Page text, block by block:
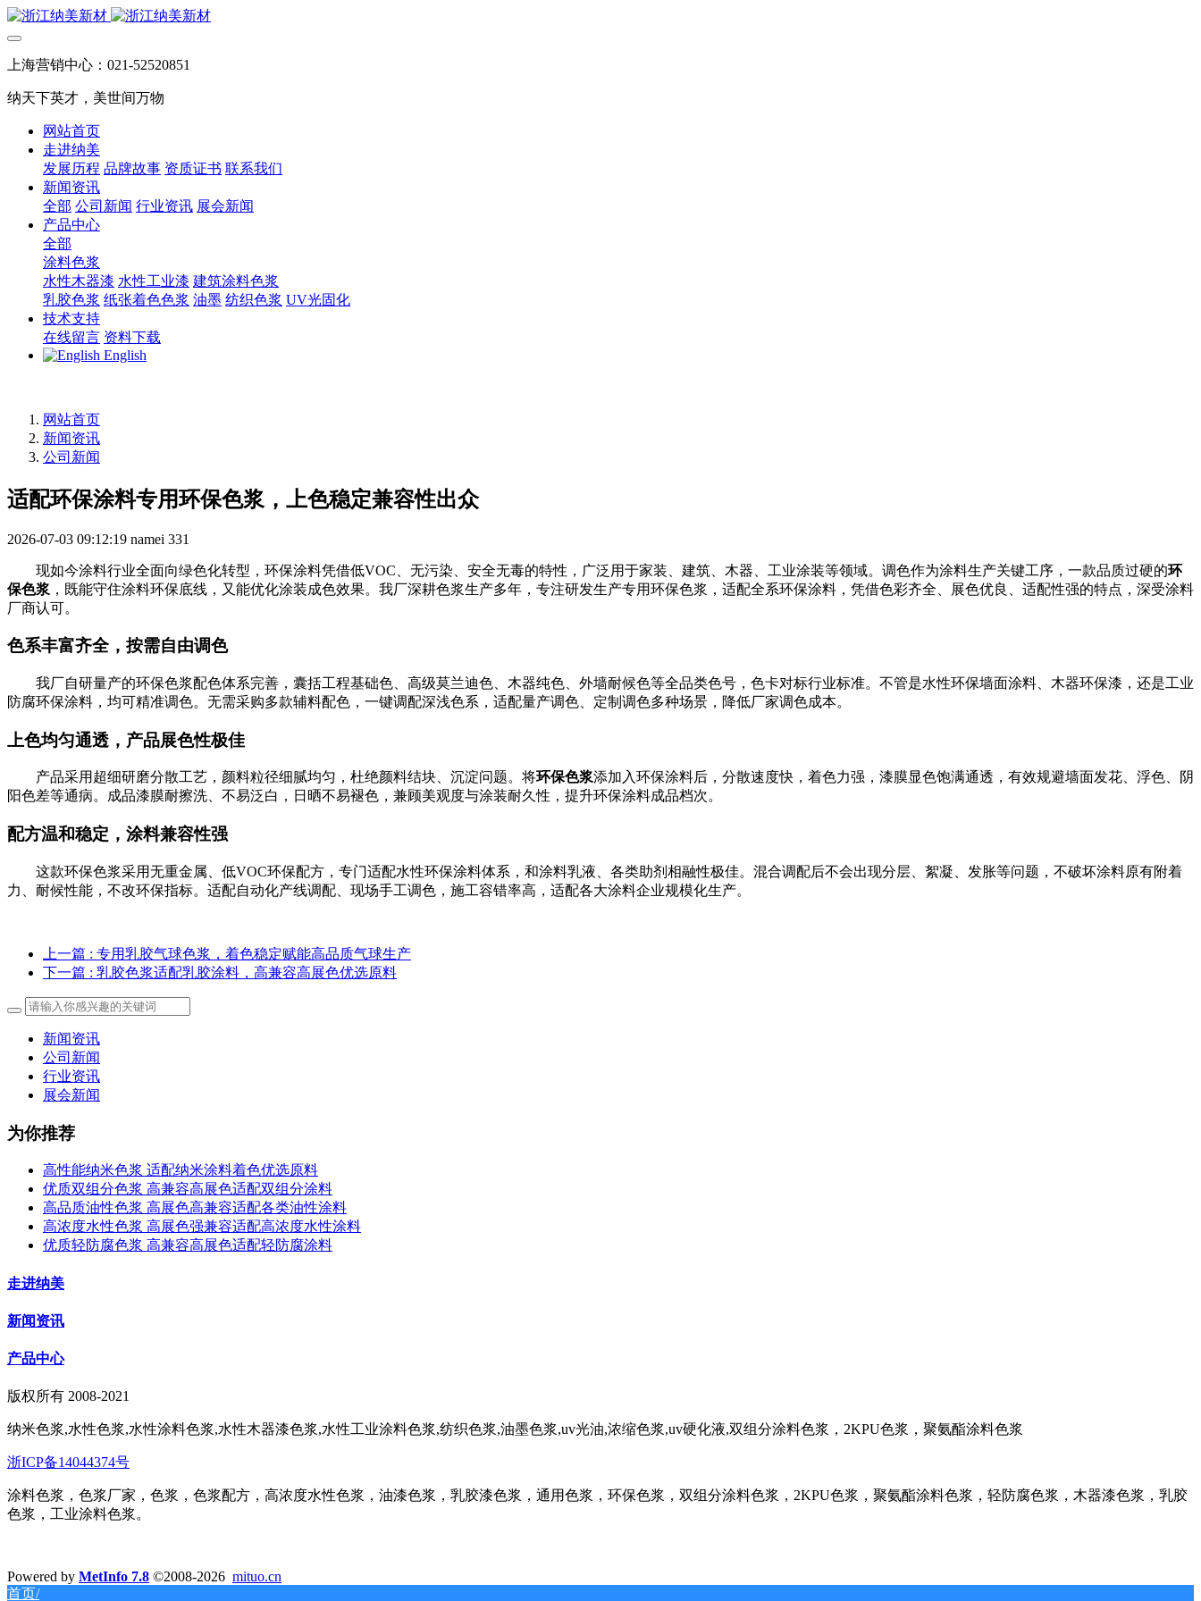
上海营销中心：021-52520851
纳天下英才，美世间万物
网站首页
走进纳美
发展历程 品牌故事 资质证书 联系我们
新闻资讯
全部 公司新闻 行业资讯 展会新闻
产品中心
全部
涂料色浆
水性木器漆 水性工业漆 建筑涂料色浆
乳胶色浆 纸张着色色浆 油墨 纺织色浆 UV光固化
技术支持
在线留言 资料下载
English
网站首页
新闻资讯
公司新闻
适配环保涂料专用环保色浆，上色稳定兼容性出众
2026-07-03 09:12:19 namei 331
现如今涂料行业全面向绿色化转型，环保涂料凭借低VOC、无污染、安全无毒的特性，广泛用于家装、建筑、木器、工业涂装等领域。调色作为涂料生产关键工序，一款品质过硬的环
保色浆 ，既能守住涂料环保底线，又能优化涂装成色效果。我厂深耕色浆生产多年，专注研发生产专用环保色浆，适配全系环保涂料，凭借色彩齐全、展色优良、适配性强的特点，深受涂料
厂商认可。
色系丰富齐全，按需自由调色
我厂自研量产的环保色浆配色体系完善，囊括工程基础色、高级莫兰迪色、木器纯色、外墙耐候色等全品类色号，色卡对标行业标准。不管是水性环保墙面涂料、木器环保漆，还是工业
防腐环保涂料，均可精准调色。无需采购多款辅料配色，一键调配深浅色系，适配量产调色、定制调色多种场景，降低厂家调色成本。
上色均匀通透，产品展色性极佳
产品采用超细研磨分散工艺，颜料粒径细腻均匀，杜绝颜料结块、沉淀问题。将环保色浆添加入环保涂料后，分散速度快，着色力强，漆膜显色饱满通透，有效规避墙面发花、浮色、阴
阳色差等通病。成品漆膜耐擦洗、不易泛白，日晒不易褪色，兼顾美观度与涂装耐久性，提升环保涂料成品档次。
配方温和稳定，涂料兼容性强
这款环保色浆采用无重金属、低VOC环保配方，专门适配水性环保涂料体系，和涂料乳液、各类助剂相融性极佳。混合调配后不会出现分层、絮凝、发胀等问题，不破坏涂料原有附着
力、耐候性能，不改环保指标。适配自动化产线调配、现场手工调色，施工容错率高，适配各大涂料企业规模化生产。
上一篇 : 专用乳胶气球色浆，着色稳定赋能高品质气球生产
下一篇 : 乳胶色浆适配乳胶涂料，高兼容高展色优选原料
新闻资讯
公司新闻
行业资讯
展会新闻
为你推荐
高性能纳米色浆 适配纳米涂料着色优选原料
优质双组分色浆 高兼容高展色适配双组分涂料
高品质油性色浆 高展色高兼容适配各类油性涂料
高浓度水性色浆 高展色强兼容适配高浓度水性涂料
优质轻防腐色浆 高兼容高展色适配轻防腐涂料
走进纳美
新闻资讯
产品中心
版权所有 2008-2021
纳米色浆,水性色浆,水性涂料色浆,水性木器漆色浆,水性工业涂料色浆,纺织色浆,油墨色浆,uv光油,浓缩色浆,uv硬化液,双组分涂料色浆，2KPU色浆，聚氨酯涂料色浆
浙ICP备14044374号
涂料色浆，色浆厂家，色浆，色浆配方，高浓度水性色浆，油漆色浆，乳胶漆色浆，通用色浆，环保色浆，双组分涂料色浆，2KPU色浆，聚氨酯涂料色浆，轻防腐色浆，木器漆色浆，乳胶
色浆，工业涂料色浆。
Powered by MetInfo 7.8 ©2008-2026 mituo.cn
首页/